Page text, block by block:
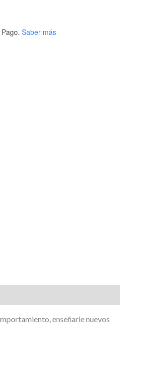
Saber más
enseñarle nuevos